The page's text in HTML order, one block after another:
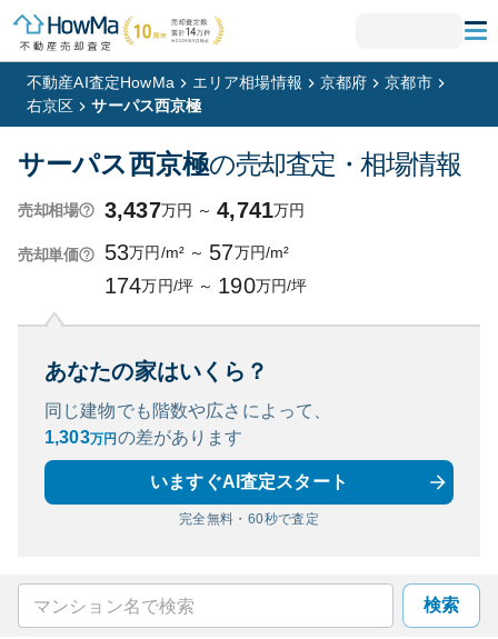
不動産AI査定HowMa エリア相場情報 京都府
京都市
右京区
サーパス西京極
サーパス西京極の売却査定・相場情報
売却相場 3,437万円 ～ 4,741万円
売却単価 53万円/m² ～ 57万円/m²
174万円/坪 ～ 190万円/坪
あなたの家はいくら？
同じ建物でも階数や広さによって、
1,303万円 の差があります
いますぐAI査定スタート
完全無料・60秒で査定
検索